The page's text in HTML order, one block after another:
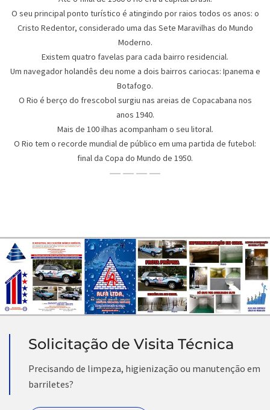
O seu principal ponto turístico é atingindo por raios todos os anos: o
Cristo Redentor, considerado uma das Sete Maravilhas do Mundo
Moderno.
Existem quatro favelas para cada bairro residencial.
Um navegador holandês deu nome a dois bairros cariocas: Ipanema e
Botafogo.
O Rio é berço do frescobol surgiu nas areias de Copacabana nos
anos 1940.
Mais de 100 ilhas acompanham o seu litoral.
O Rio tem o recorde mundial de público em uma partida de futebol:
final da Copa do Mundo de 1950.
Solicitação de Visita Técnica
Precisando de limpeza, higienização ou manutenção em
barriletes?